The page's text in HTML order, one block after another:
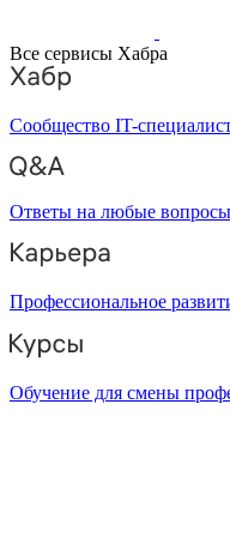
Все сервисы Хабра
Сообщество IT-
Ответы на любые
Профессиональное
Обучение для смены